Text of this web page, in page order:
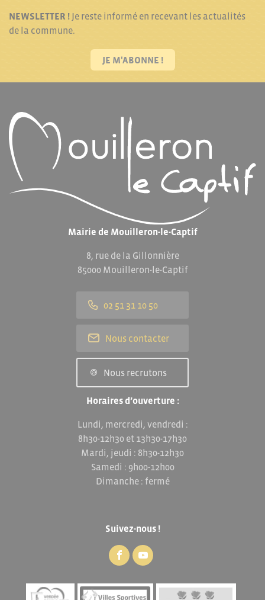
NEWSLETTER ! Je reste informé en recevant les actualités
de la commune.
JE M'ABONNE !
Mairie de Mouilleron-le-Captif
8, rue de la Gillonnière
85000 Mouilleron-le-Captif
02 51 31 10 50
Nous contacter
Nous recrutons
Horaires d’ouverture :
Lundi, mercredi, vendredi :
8h30-12h30 et 13h30-17h30
Mardi, jeudi : 8h30-12h30
Samedi : 9h00-12h00
Dimanche : fermé
Suivez-nous !